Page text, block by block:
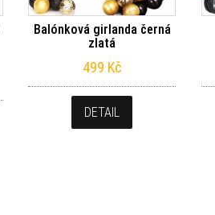
Balónková girlanda černá
zlatá
499 Kč
DETAIL